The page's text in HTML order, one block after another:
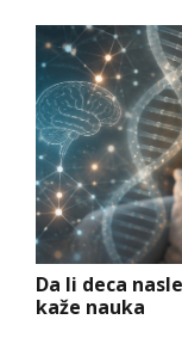
Da li deca
kaže nauka